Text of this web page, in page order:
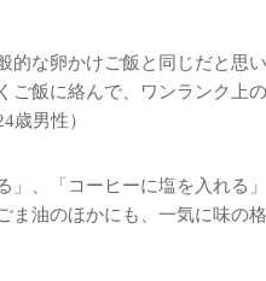
的な卵かけご飯と同じだと思
ご飯に絡んで、ワンランク上
歳男性）
、「コーヒーに塩を入れる
ま油のほかにも、一気に味の